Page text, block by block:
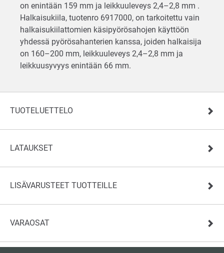
on enintään 159 mm ja leikkuuleveys 2,4–2,8 mm .
Halkaisukiila, tuotenro 6917000, on tarkoitettu vain
halkaisukiilattomien käsipyörösahojen käyttöön
yhdessä pyörösahanterien kanssa, joiden halkaisija
on 160–200 mm, leikkuuleveys 2,4–2,8 mm ja
leikkuusyvyys enintään 66 mm.
TUOTELUETTELO
LATAUKSET
LISÄVARUSTEET TUOTTEILLE
VARAOSAT